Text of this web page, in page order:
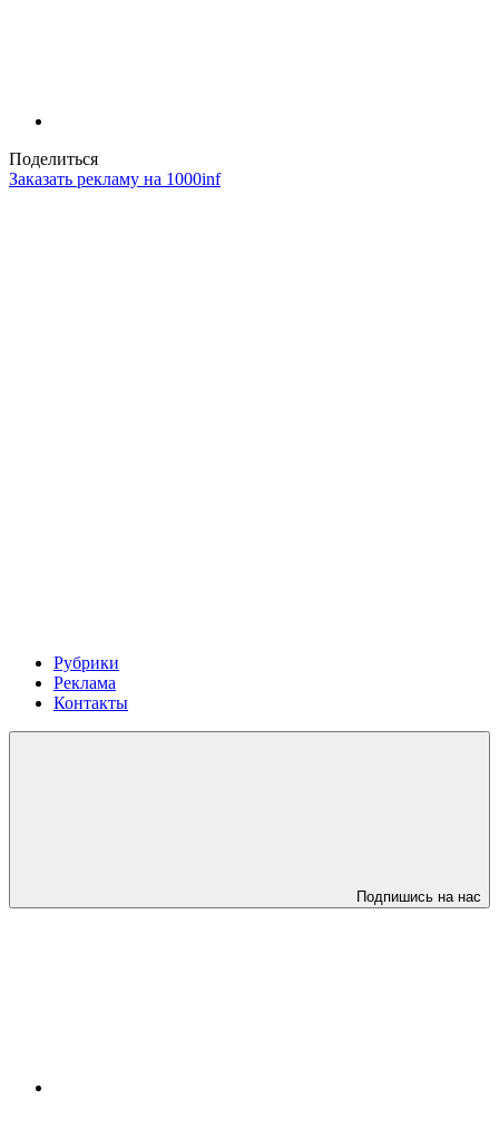
Поделиться
Заказать рекламу на 1000inf
Рубрики
Реклама
Контакты
Подпишись на нас